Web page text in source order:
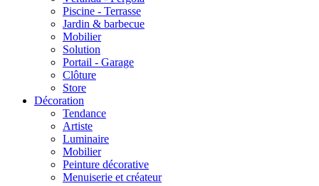
Piscine - Terrasse
Jardin & barbecue
Mobilier
Solution
Portail - Garage
Clôture
Store
Décoration
Tendance
Artiste
Luminaire
Mobilier
Peinture décorative
Menuiserie et créateur